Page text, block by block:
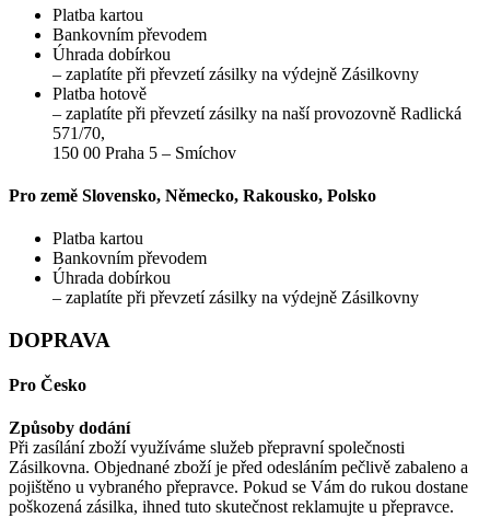
Platba kartou
Bankovním převodem
Úhrada dobírkou
– zaplatíte při převzetí zásilky na výdejně Zásilkovny
Platba hotově
– zaplatíte při převzetí zásilky na naší provozovně Radlická
571/70,
150 00 Praha 5 – Smíchov
Pro země Slovensko, Německo, Rakousko, Polsko
Platba kartou
Bankovním převodem
Úhrada dobírkou
– zaplatíte při převzetí zásilky na výdejně Zásilkovny
DOPRAVA
Pro Česko
Způsoby dodání
Při zasílání zboží využíváme služeb přepravní společnosti
Zásilkovna. Objednané zboží je před odesláním pečlivě zabaleno a
pojištěno u vybraného přepravce. Pokud se Vám do rukou dostane
poškozená zásilka, ihned tuto skutečnost reklamujte u přepravce.